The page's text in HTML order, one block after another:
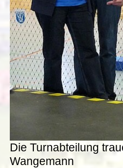
Die Turnabteilung
Wangemann